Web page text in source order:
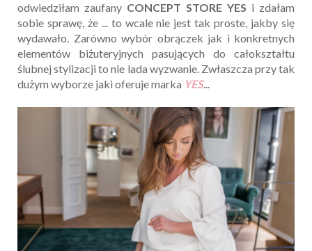
odwiedziłam zaufany CONCEPT STORE YES i zdałam
sobie sprawę, że ... to wcale nie jest tak proste, jakby się
wydawało. Zarówno wybór obrączek jak i konkretnych
elementów biżuteryjnych pasujących do całokształtu
ślubnej stylizacji to nie lada wyzwanie. Zwłaszcza przy tak
dużym wyborze jaki oferuje marka YES...